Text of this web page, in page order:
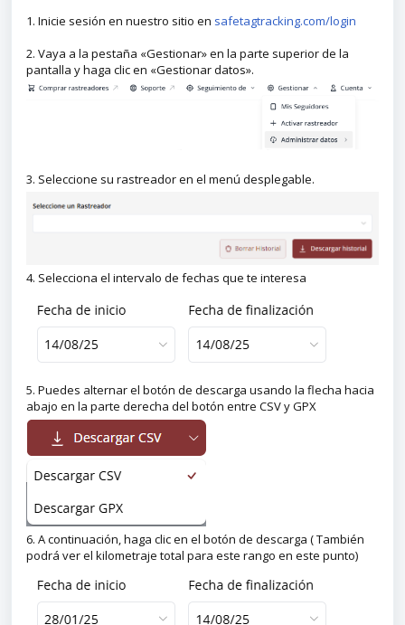
1. Inicie sesión en nuestro sitio en safetagtracking.com/login
2. Vaya a la pestaña «Gestionar» en la parte superior de la
pantalla y haga clic en «Gestionar datos».
3. Seleccione su rastreador en el menú desplegable.
4. Selecciona el intervalo de fechas que te interesa
5. Puedes alternar el botón de descarga usando la flecha hacia
abajo en la parte derecha del botón entre CSV y GPX
6. A continuación, haga clic en el botón de descarga ( También
podrá ver el kilometraje total para este rango en este punto)